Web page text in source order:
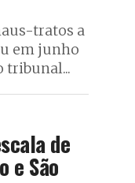
tratos a
em junho
tribunal...
de
e São